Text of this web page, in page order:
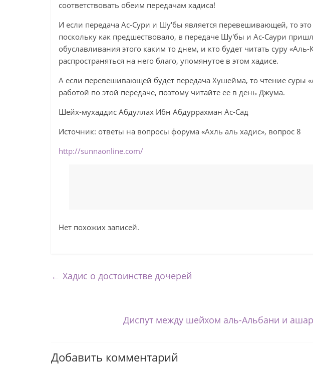
соответствовать обеим передачам хадиса!
И если передача Ас-Сури и Шу'бы является перевешивающей, то это
поскольку как предшествовало, в передаче Шу'бы и Ас-Саури
обуславливания этого каким то днем, и кто будет читать суру
распространяться на него благо, упомянутое в этом хадисе.
А если перевешивающей будет передача Хушейма, то чтение суры
работой по этой передаче, поэтому читайте ее в день Джума.
Шейх-мухаддис Абдуллах Ибн Абдуррахман Ас-Сад
Источник: ответы на вопросы форума «Ахль аль хадис», вопрос 8
http://sunnaonline.com/
Нет похожих записей.
← Хадис о достоинстве дочерей
Диспут между шейхом аль-Альбани и
Добавить комментарий